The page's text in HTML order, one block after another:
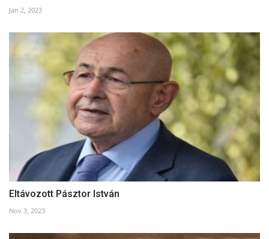
Jan 2, 2023
Eltávozott Pásztor István
Nov 3, 2023